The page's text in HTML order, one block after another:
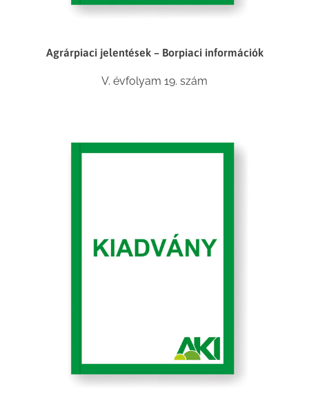
Agrárpiaci jelentések – Borpiaci információk
V. évfolyam 19. szám